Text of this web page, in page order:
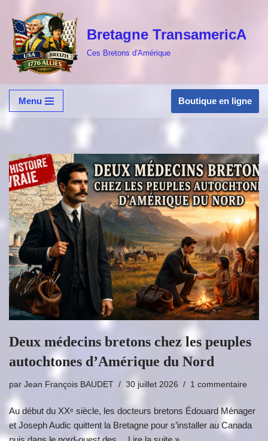
Aller
au
contenu
Bretagne TransamericA
Ces Bretons d'Amérique
Menu Boutique en ligne
Deux médecins bretons chez les peuples
autochtones d’Amérique du Nord
par Jean François BAUDET 30 juillet 2026 1 commentaire
Au début du XXᵉ siècle, les docteurs bretons Édouard Ménager
et Joseph Audic quittent la Bretagne pour s’installer au Canada